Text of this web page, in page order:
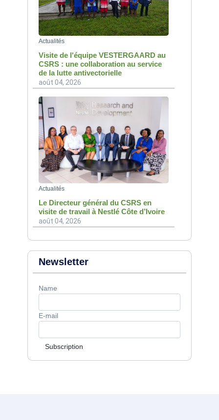
Actualités
Visite de l'équipe VESTERGAARD au
CSRS : une collaboration au service
de la lutte antivectorielle
août 04, 2026
Actualités
Le Directeur général du CSRS en
visite de travail à Nestlé Côte d’Ivoire
août 04, 2026
Newsletter
Name
E-mail
Subscription